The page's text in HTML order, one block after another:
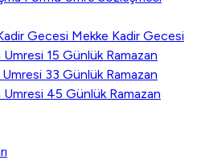
Gecesi Mekke Kadir Gecesi
Umresi 15 Günlük Ramazan
33 Günlük Ramazan
Umresi 45 Günlük Ramazan